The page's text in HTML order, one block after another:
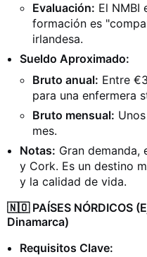
Evaluación: El NMBI
formación es
irlandesa.
Sueldo Aproximado:
Bruto anual: Entre
para una enfermera
Bruto mensual:
mes.
Notas: Gran demanda,
y Cork. Es un destino
y la calidad de vida.
🇳🇴 PAÍSES NÓRDICOS
Dinamarca)
Requisitos Clave: